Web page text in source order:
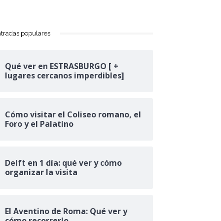
populares
Qué ver en ESTRASBURGO [ +
lugares cercanos imperdibles]
Cómo visitar el Coliseo romano, el
Foro y el Palatino
Delft en 1 día: qué ver y cómo
organizar la visita
El Aventino de Roma: Qué ver y